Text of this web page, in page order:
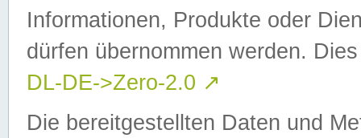
Informationen, Produkte oder
dürfen übernommen werden.
DL-DE->Zero-2.0 ↗
Die bereitgestellten Daten und